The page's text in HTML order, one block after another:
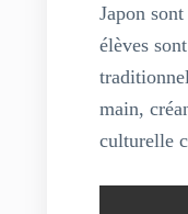
Japon
élèves
main,
culturelle